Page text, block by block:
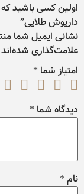
اولین کسی باشید که
داریوش طلایی”
نشانی ایمیل شما
علامت‌گذاری شده‌اند
امتیاز شما *
دیدگاه شما *
نام *